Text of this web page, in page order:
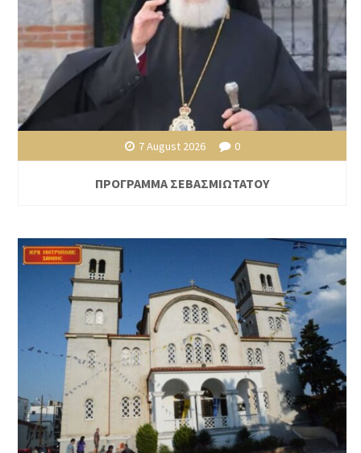
7 August 2026 0
ΠΡΟΓΡΑΜΜΑ ΣΕΒΑΣΜΙΩΤΑΤΟΥ